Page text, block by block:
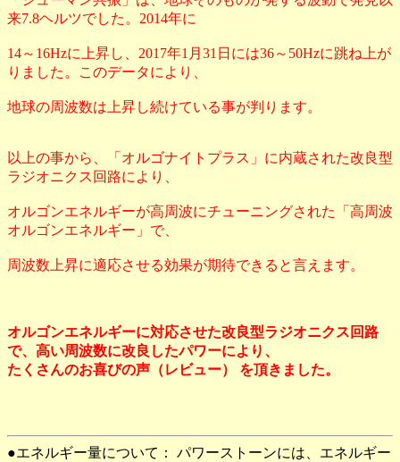
来7.8ヘルツでした。2014年に
14～16Hzに上昇し、2017年1月31日には36～50Hzに跳ね上が
りました。このデータにより、
地球の周波数は上昇し続けている事が判ります。
以上の事から、「オルゴナイトプラス」に内蔵された改良型
ラジオニクス回路により、
オルゴンエネルギーが高周波にチューニングされた「高周波
オルゴンエネルギー」で、
周波数上昇に適応させる効果が期待できると言えます。
オルゴンエネルギーに対応させた改良型ラジオニクス回路
で、高い周波数に改良したパワーにより、
たくさんのお喜びの声（レビュー） を頂きました。
●エネルギー量について： パワーストーンには、エネルギー